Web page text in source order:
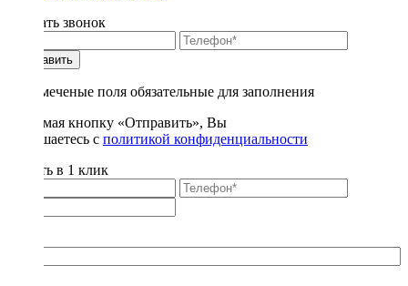
Заказать звонок
Отправить
* - отмеченые поля обязательные для заполнения
Нажимая кнопку «Отправить», Вы
соглашаетесь с политикой конфиденциальности
Купить в 1 клик